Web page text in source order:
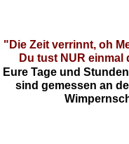
"Die Zeit verrinnt, oh
Du tust NUR einmal
Eure Tage und
sind gemessen an